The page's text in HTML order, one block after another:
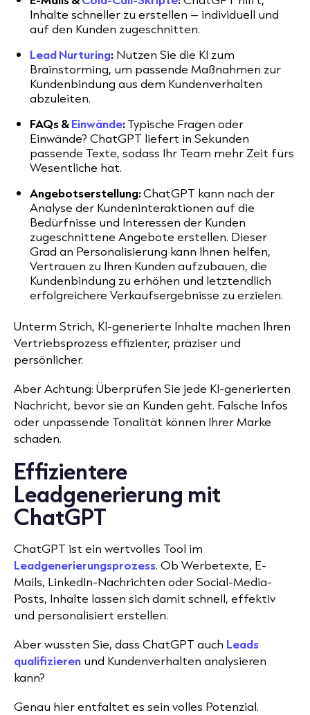
Inhalte schneller zu erstellen – individuell und
auf den Kunden zugeschnitten.
Lead Nurturing: Nutzen Sie die KI zum
Brainstorming, um passende Maßnahmen zur
Kundenbindung aus dem Kundenverhalten
abzuleiten.
FAQs &Einwände:Typische Fragen oder
Einwände? ChatGPT liefert in Sekunden
passende Texte, sodass Ihr Team mehr Zeit fürs
Wesentliche hat.
Angebotserstellung:ChatGPT kann nach der
Analyse der Kundeninteraktionen auf die
Bedürfnisse und Interessen der Kunden
zugeschnittene Angebote erstellen. Dieser
Grad an Personalisierung kann Ihnen helfen,
Vertrauen zu Ihren Kunden aufzubauen, die
Kundenbindung zu erhöhen und letztendlich
erfolgreichere Verkaufsergebnisse zu erzielen.
Unterm Strich, KI-generierte Inhalte machen Ihren
Vertriebsprozess effizienter, präziser und
persönlicher.
Aber Achtung: Überprüfen Sie jede KI-generierten
Nachricht, bevor sie an Kunden geht. Falsche Infos
oder unpassende Tonalität können Ihrer Marke
schaden.
Effizientere
Leadgenerierung mit
ChatGPT
ChatGPT ist ein wertvolles Tool im
Leadgenerierungsprozess. Ob Werbetexte, E-
Mails, LinkedIn-Nachrichten oder Social-Media-
Posts, Inhalte lassen sich damit schnell, effektiv
und personalisiert erstellen.
Aber wussten Sie, dass ChatGPT auch Leads
qualifizieren und Kundenverhalten analysieren
kann?
Genau hier entfaltet es sein volles Potenzial.